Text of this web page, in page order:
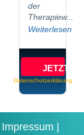
der
Therapiew...
Weiterlesen
JETZT
Datenschutzerklärung
Impressum